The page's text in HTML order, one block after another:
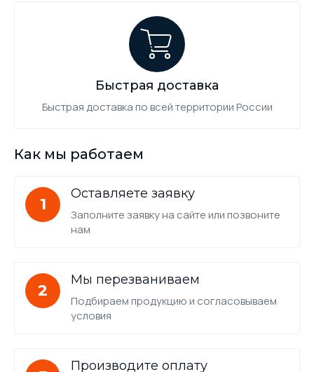
Быстрая доставка
Быстрая доставка по всей территории России
Как мы работаем
1
Оставляете заявку
Заполните заявку на сайте или позвоните
нам
2
Мы перезваниваем
Подбираем продукцию и согласовываем
условия
Производите оплату